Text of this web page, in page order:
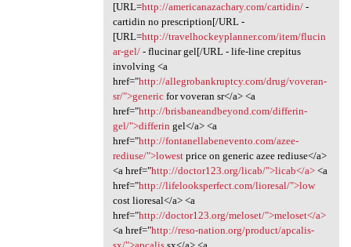
[URL=http://americanazachary.com/cartidin/-
cartidin no prescription[/URL -
[URL=http://travelhockeyplanner.com/item/flucin
ar-gel/- flucinar gel[/URL - life-line crepitus
involving <a
href="http://allegrobankruptcy.com/drug/voveran-
sr/">genericfor voveran sr</a> <a
href="http://brisbaneandbeyond.com/differin-
gel/">differin gel</a> <a
href="http://fontanellabenevento.com/azee-
rediuse/">lowestprice on generic azee rediuse</a>
<a href="http://doctor123.org/licab/">licab</a><a
href="http://lifelooksperfect.com/lioresal/">low
cost lioresal</a> <a
href="http://doctor123.org/meloset/">meloset</a>
<a href="http://reso-nation.org/product/apcalis-